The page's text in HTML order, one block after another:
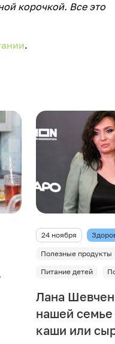
корочкой. Все это
.
24 ноября
Полезные продукты
Питание детей
Лана
нашей семье
каши или